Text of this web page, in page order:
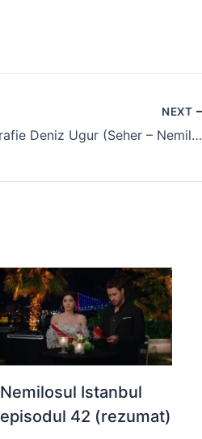
NEXT
Biografie Deniz Ugur (Seher – Nemilosul Istanbul)
Nemilosul Istanbul
episodul 42 (rezumat)